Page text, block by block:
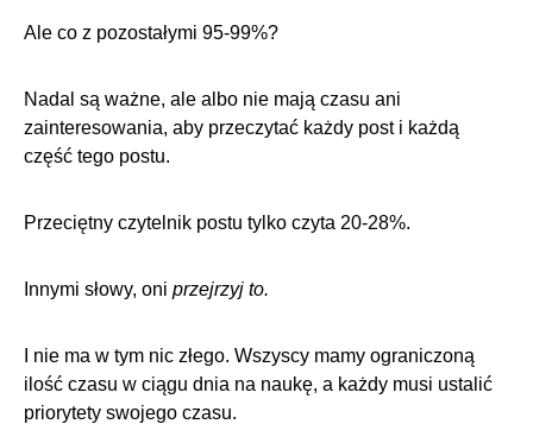
Ale co z pozostałymi 95-99%?
Nadal są ważne, ale albo nie mają czasu ani
zainteresowania, aby przeczytać każdy post i każdą
część tego postu.
Przeciętny czytelnik postu tylko czyta 20-28%.
Innymi słowy, oni przejrzyj to.
I nie ma w tym nic złego. Wszyscy mamy ograniczoną
ilość czasu w ciągu dnia na naukę, a każdy musi ustalić
priorytety swojego czasu.